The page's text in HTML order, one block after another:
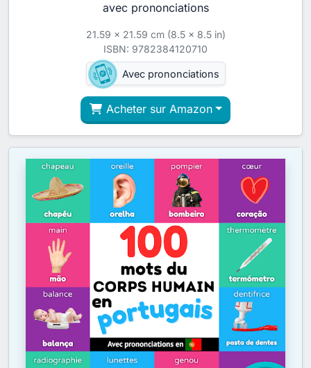
avec prononciations
21.59 x 21.59 cm (8.5 x 8.5 in)
ISBN: 9782384120710
Avec prononciations
Acheter sur Amazon